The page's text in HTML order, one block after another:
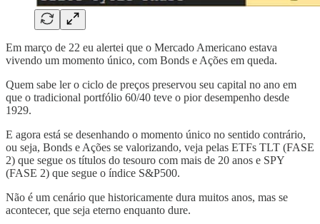
Em março de 22 eu alertei que o Mercado Americano estava
vivendo um momento único, com Bonds e Ações em queda.
Quem sabe ler o ciclo de preços preservou seu capital no ano em
que o tradicional portfólio 60/40 teve o pior desempenho desde
1929.
E agora está se desenhando o momento único no sentido contrário,
ou seja, Bonds e Ações se valorizando, veja pelas ETFs TLT (FASE
2) que segue os títulos do tesouro com mais de 20 anos e SPY
(FASE 2) que segue o índice S&P500.
Não é um cenário que historicamente dura muitos anos, mas se
acontecer, que seja eterno enquanto dure.